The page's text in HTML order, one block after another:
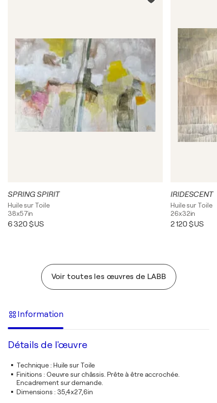
SPRING SPIRIT
Huile sur Toile
38x57in
6 320 $US
IRIDESCENT
Huile sur Toile
26x32in
2 120 $US
Voir toutes les œuvres de LABB
Information
Détails de l'œuvre
Technique: Huile sur Toile
Finitions : Oeuvre sur châssis. Prête à être accrochée.
Encadrement sur demande.
Dimensions : 35,4x27,6in